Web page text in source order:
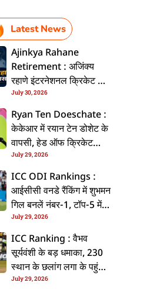
Latest News
Ajinkya Rahane
Retirement : अजिंक्य
रहाणे इंटरनेशनल क्रिकेट से
ललें संन्यास, सोशल मीडिया
पs पोस्ट कs के कइलें एलान
July 30, 2026
Ryan Ten Doeschate :
केकेआर में रयान टेन डोशेट के
वापसी, हेड ऑफ क्रिकेट
स्ट्रेटजी के जिम्मेदारी संभरिहें
July 29, 2026
ICC ODI Rankings :
आईसीसी वनडे रैंकिंग में शुभमन
गिल बनलें नंबर-1, टॉप-5 में
भारत के तीन बल्लेबाज
July 29, 2026
ICC Ranking : वैभव
सूर्यवंशी के बड़ धमाका, 230
स्थान के छलांग लगा के पहुंचलें
48वां नंबर पs
July 29, 2026